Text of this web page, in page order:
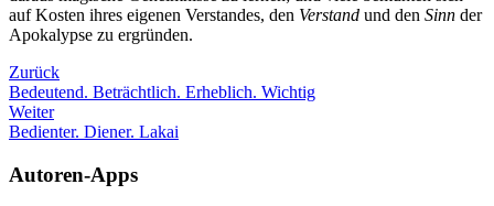
auf Kosten ihres eigenen Verstandes, den Verstand und den Sinn der
Apokalypse zu ergründen.
Zurück
Bedeutend. Beträchtlich. Erheblich. Wichtig
Weiter
Bedienter. Diener. Lakai
Autoren-Apps